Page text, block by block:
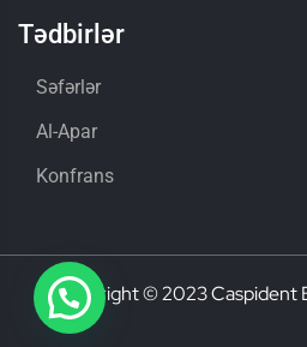
Tədbirlər
Səfərlər
Al-Apar
Konfrans
Copyright © 2023 Caspident